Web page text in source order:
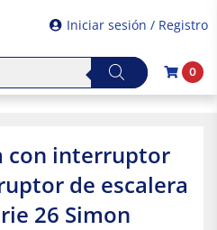
Iniciar sesión / Registro
0
con interruptor
de escalera
26 Simon